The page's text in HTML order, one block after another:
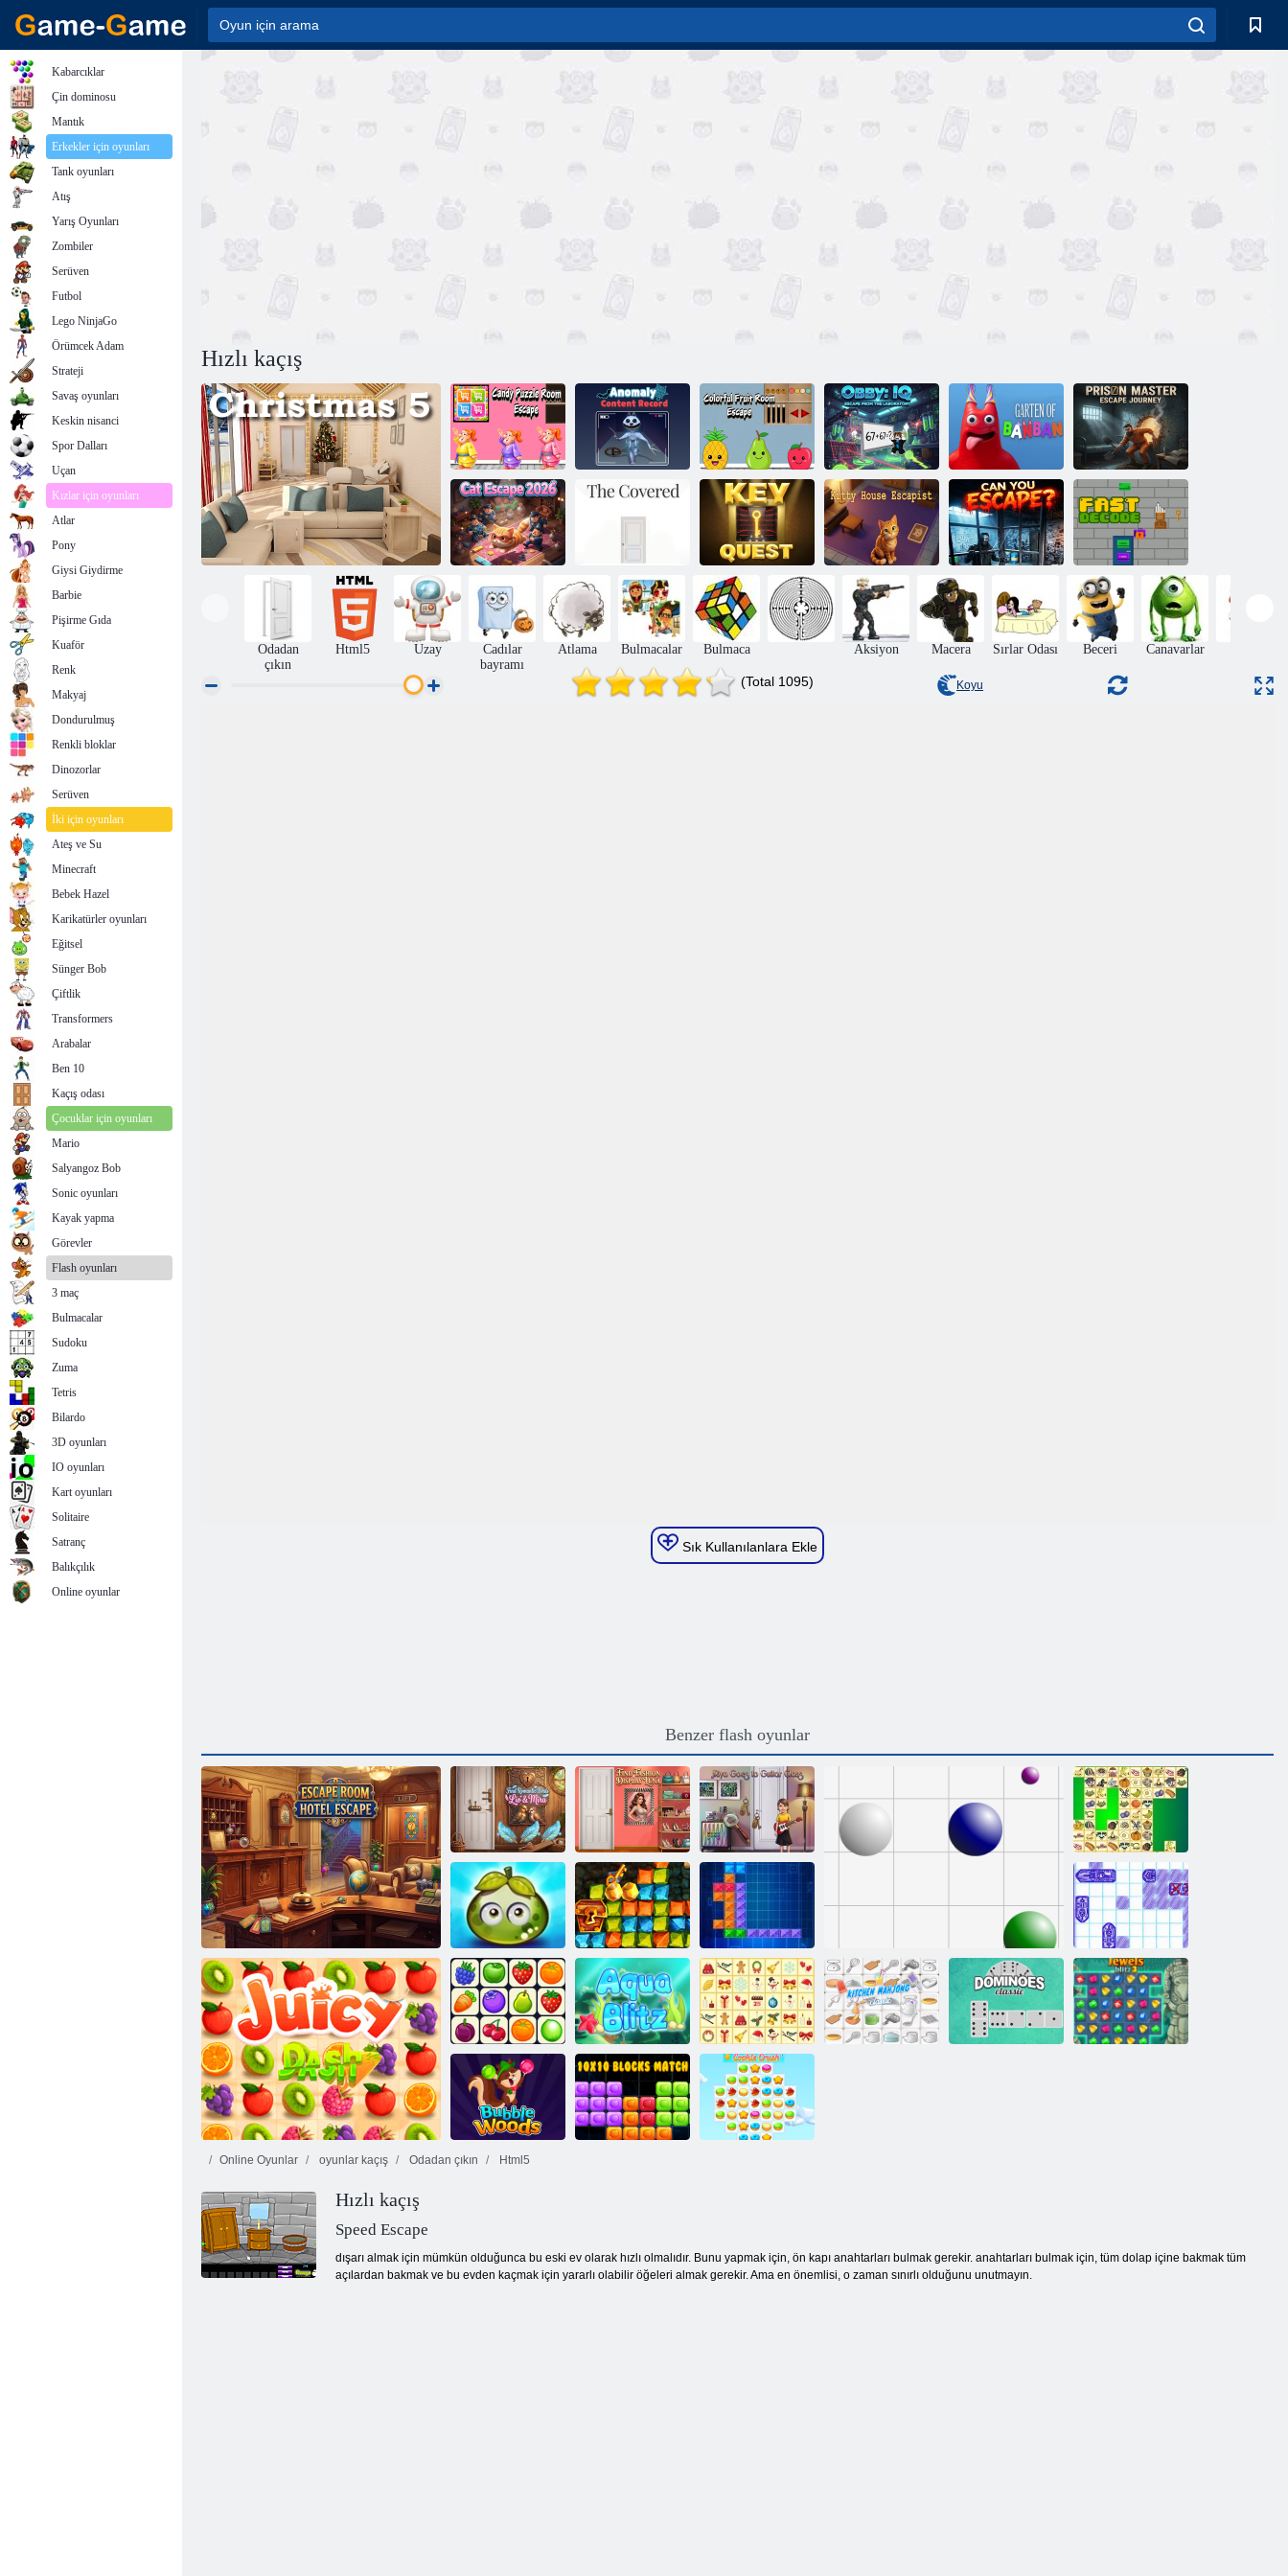
Hızlı kaçış
Şeker Bulmaca
Odasından
Kaçış
Renkli Meyve
Odasından
Kaçış
Obby: IQ
Laboratuvardan
Kaçış
BanBan Bahçesi
Hapishane
Ustası: Kaçış
Yolculuğu
Kedi Kaçışı
2026
Anahtar Görev
Kitty Evi'nden
Kaçan
Son 15 Dakika
Hızlı Kod
Çözme
Odadan
çıkın
Html5 Uzay
Cadılar
bayramı
Atlama Bulmacalar Bulmaca Aksiyon Macera Sırlar Odası Beceri Canavarlar
(Total 1095) Koyu
Sık Kullanılanlara Ekle
Benzer flash oyunlar
Kaçış Odası Otel Kaçış
Romantik
Kuşlar Lio ve
Mira'yı Bulun
Moda Sergisi
Luna'yı Bul
Riya Gitar
Dersine Gidiyor
Kris Mahjong
Macera sulu
meyveler
Altın acele
hazine avı
Tentrix Deniz Savaşı
Onet Connect Aqua Blitz
Kris-Mas
Mahjong
Online Oyunlar oyunlar kaçış Odadan çıkın Html5
Hızlı kaçış
Speed Escape
dışarı almak için mümkün olduğunca bu eski ev olarak hızlı olmalıdır. Bunu yapmak için, ön kapı anahtarları bulmak gerekir. anahtarları bulmak için, tüm dolap içine bakmak tüm
açılardan bakmak ve bu evden kaçmak için yararlı olabilir öğeleri almak gerekir. Ama en önemlisi, o zaman sınırlı olduğunu unutmayın.
Kabarcıklar
Çin dominosu
Mantık
Erkekler için oyunları
Tank oyunları
Atış
Yarış Oyunları
Zombiler
Serüven
Futbol
Lego NinjaGo
Örümcek Adam
Strateji
Savaş oyunları
Keskin nisanci
Spor Dalları
Uçan
Kızlar için oyunları
Atlar
Pony
Giysi Giydirme
Barbie
Pişirme Gıda
Kuaför
Renk
Makyaj
Dondurulmuş
Renkli bloklar
Dinozorlar
Serüven
İki için oyunları
Ateş ve Su
Minecraft
Bebek Hazel
Karikatürler oyunları
Eğitsel
Sünger Bob
Çiftlik
Transformers
Arabalar
Ben 10
Kaçış odası
Çocuklar için oyunları
Mario
Salyangoz Bob
Sonic oyunları
Kayak yapma
Görevler
Flash oyunları
3 maç
Bulmacalar
Sudoku
Zuma
Tetris
Bilardo
3D oyunları
IO oyunları
Kart oyunları
Solitaire
Satranç
Balıkçılık
Online oyunlar